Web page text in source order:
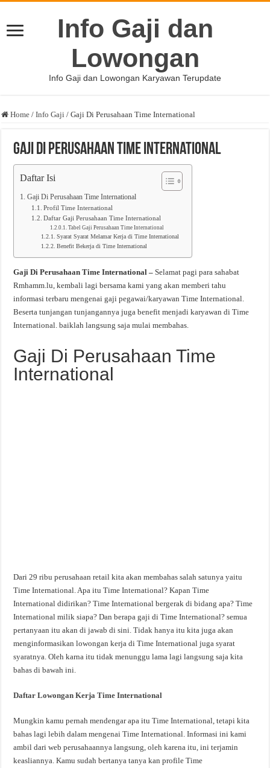
Info Gaji dan
Lowongan
Info Gaji dan Lowongan Karyawan Terupdate
Home / Info Gaji / Gaji Di Perusahaan Time International
Gaji Di Perusahaan Time International
Daftar Isi
Gaji Di Perusahaan Time International
Profil Time International
Daftar Gaji Perusahaan Time International
Tabel Gaji Perusahaan Time International
Syarat Syarat Melamar Kerja di Time International
Benefit Bekerja di Time International
Gaji Di Perusahaan Time International –Selamat pagi para sahabat
Rmhamm.lu, kembali lagi bersama kami yang akan memberi tahu
informasi terbaru mengenai gaji pegawai/karyawan Time International.
Beserta tunjangan tunjangannya juga benefit menjadi karyawan di Time
International. baiklah langsung saja mulai membahas.
Gaji Di Perusahaan Time
International
Dari 29 ribu perusahaan retail kita akan membahas salah satunya yaitu
Time International. Apa itu Time International? Kapan Time
International didirikan? Time International bergerak di bidang apa? Time
International milik siapa? Dan berapa gaji di Time International? semua
pertanyaan itu akan di jawab di sini. Tidak hanya itu kita juga akan
menginformasikan lowongan kerja di Time International juga syarat
syaratnya. Oleh karna itu tidak menunggu lama lagi langsung saja kita
bahas di bawah ini.
Daftar Lowongan Kerja Time International
Mungkin kamu pernah mendengar apa itu Time International, tetapi kita
bahas lagi lebih dalam mengenai Time International. Informasi ini kami
ambil dari web perusahaannya langsung, oleh karena itu, ini terjamin
keasliannya. Kamu sudah bertanya tanya kan profile Time